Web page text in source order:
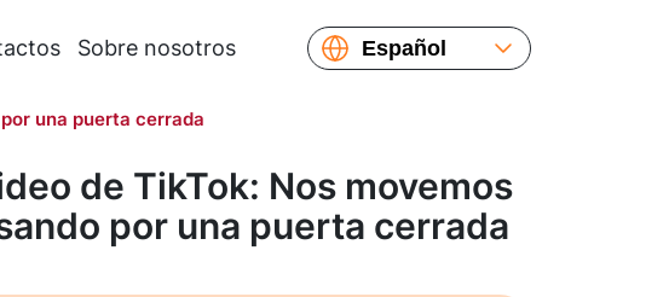
Sobre nosotros
Español
Français
繁體中文
una puerta cerrada
de TikTok: Nos movemos
por una puerta cerrada